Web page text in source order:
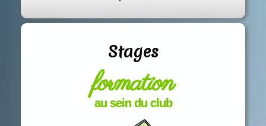
Stages
formation
au sein du club